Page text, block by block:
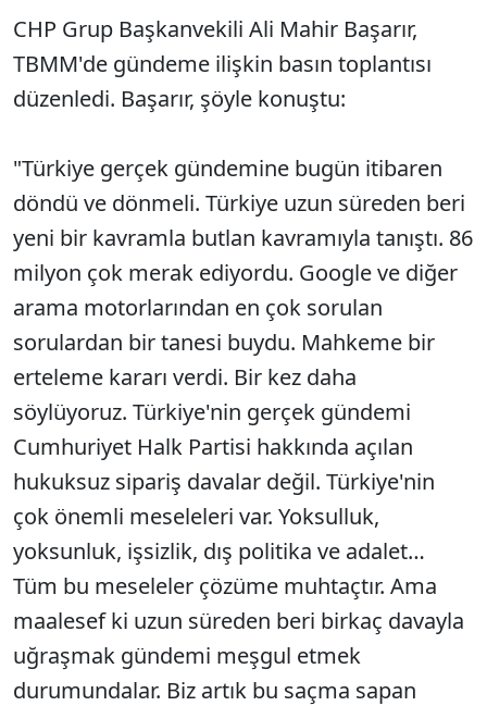
CHP Grup Başkanvekili Ali Mahir Başarır,
TBMM'de gündeme ilişkin basın toplantısı
düzenledi. Başarır, şöyle konuştu:
"Türkiye gerçek gündemine bugün itibaren
döndü ve dönmeli. Türkiye uzun süreden beri
yeni bir kavramla butlan kavramıyla tanıştı. 86
milyon çok merak ediyordu. Google ve diğer
arama motorlarından en çok sorulan
sorulardan bir tanesi buydu. Mahkeme bir
erteleme kararı verdi. Bir kez daha
söylüyoruz. Türkiye'nin gerçek gündemi
Cumhuriyet Halk Partisi hakkında açılan
hukuksuz sipariş davalar değil. Türkiye'nin
çok önemli meseleleri var. Yoksulluk,
yoksunluk, işsizlik, dış politika ve adalet…
Tüm bu meseleler çözüme muhtaçtır. Ama
maalesef ki uzun süreden beri birkaç davayla
uğraşmak gündemi meşgul etmek
durumundalar. Biz artık bu saçma sapan